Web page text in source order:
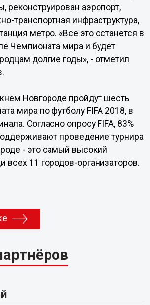
реконструирован аэропорт,
транспортная инфраструктура,
метро. «Все это останется в
Чемпионата мира и будет
долгие годы», - отметил
Новгороде пройдут шесть
мира по футболу FIFA 2018, в
Согласно опросу FIFA, 83%
проведение турнира
- это самый высокий
всех 11 городов-организаторов.